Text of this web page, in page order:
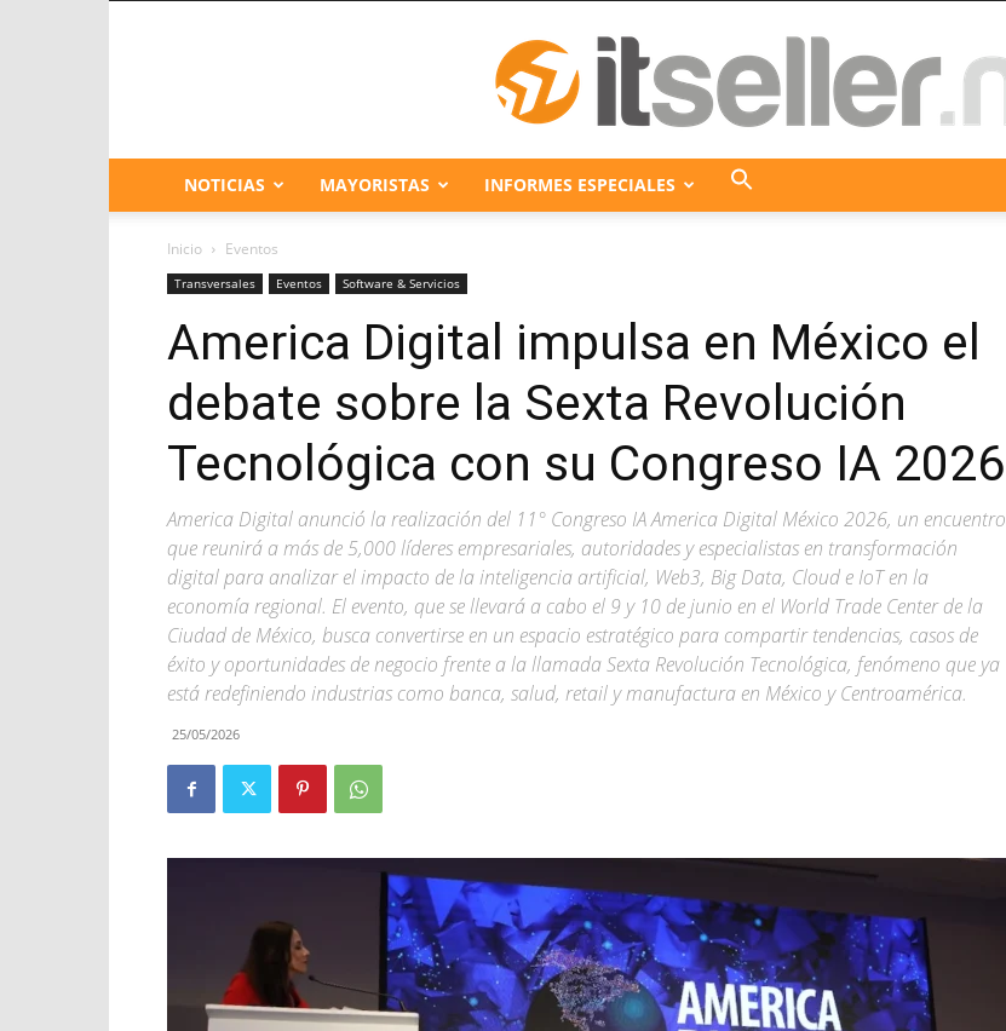
ITseller
NOTICIAS MAYORISTAS INFORMES ESPECIALES
Inicio Eventos
Transversales Eventos Software & Servicios
America Digital impulsa en México el
debate sobre la Sexta Revolución
Tecnológica con su Congreso IA 2026
America Digital anunció la realización del 11° Congreso IA America Digital México 2026, un encuentro
que reunirá a más de 5,000 líderes empresariales, autoridades y especialistas en transformación
digital para analizar el impacto de la inteligencia artificial, Web3, Big Data, Cloud e IoT en la
economía regional. El evento, que se llevará a cabo el 9 y 10 de junio en el World Trade Center de la
Ciudad de México, busca convertirse en un espacio estratégico para compartir tendencias, casos de
éxito y oportunidades de negocio frente a la llamada Sexta Revolución Tecnológica, fenómeno que ya
está redefiniendo industrias como banca, salud, retail y manufactura en México y Centroamérica.
25/05/2026